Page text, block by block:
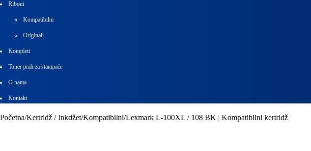
Riboni
Kompatibilni
Originali
Kompleti
Toner prah za štampače
O nama
Kontakt
Početna/Kertridž / Inkdžet/Kompatibilni/Lexmark L-100XL / 108 BK | Kompatibilni kertridž